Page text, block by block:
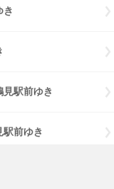
き
駅前ゆき
前ゆき